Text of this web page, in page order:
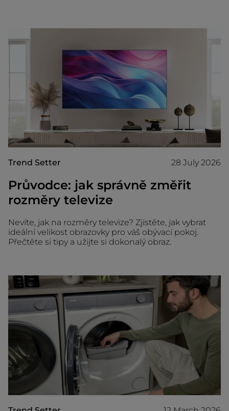
Trend Setter 28 July 2026
Průvodce: jak správně změřit
rozměry televize
Nevíte, jak na rozměry televize? Zjistěte, jak vybrat
ideální velikost obrazovky pro váš obývací pokoj.
Přečtěte si tipy a užijte si dokonalý obraz.